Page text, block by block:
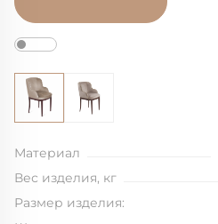
Материал
Вес изделия, кг
Размер изделия: